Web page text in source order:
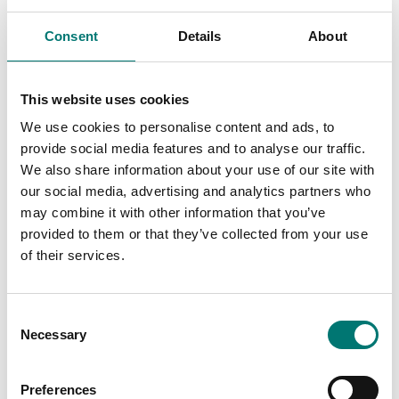
Consent Details About
This website uses cookies
We use cookies to personalise content and ads, to
provide social media features and to analyse our traffic.
We also share information about your use of our site with
our social media, advertising and analytics partners who
may combine it with other information that you’ve
provided to them or that they’ve collected from your use
of their services.
Selection
Necessary
Preferences
Är tillbehör till
Bordsvåg IP65/IP54
Finns i flera varianter